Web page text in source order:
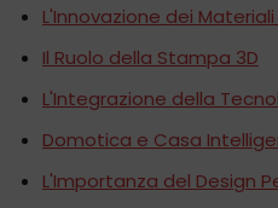
L'Innovazione dei
Il Ruolo della Stampa 3D
L'Integrazione della
Domotica e Casa
L'Importanza del Design